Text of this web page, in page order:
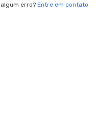
erro? Entre em contato